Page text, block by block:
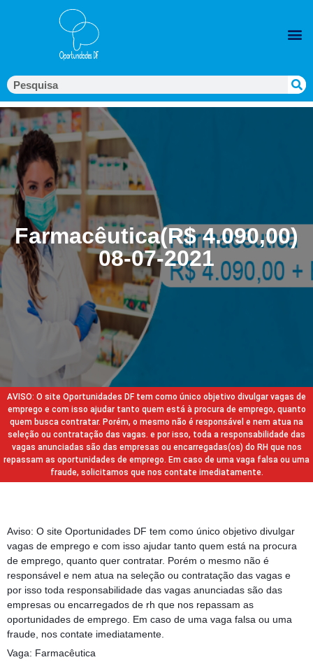
Farmacêutica(R$ 4.090,00)
08-07-2021
AVISO: O site Oportunidades DF tem como único objetivo divulgar vagas de
emprego e com isso ajudar tanto quem está à procura de emprego, quanto
quem busca contratar. Porém, o mesmo não é responsável e nem atua na
seleção ou contratação das vagas. e por isso, toda a responsabilidade das
vagas anunciadas são das empresas ou encarregadas(os) do RH que nos
repassam as oportunidades de emprego. Em caso de uma vaga falsa ou uma
fraude, solicitamos que nos contate imediatamente.
Aviso: O site Oportunidades DF tem como único objetivo divulgar
vagas de emprego e com isso ajudar tanto quem está na procura
de emprego, quanto quer contratar. Porém o mesmo não é
responsável e nem atua na seleção ou contratação das vagas e
por isso toda responsabilidade das vagas anunciadas são das
empresas ou encarregados de rh que nos repassam as
oportunidades de emprego. Em caso de uma vaga falsa ou uma
fraude, nos contate imediatamente.
Vaga: Farmacêutica